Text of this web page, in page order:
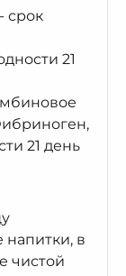
- срок
21
21 день
напитки, в
чистой